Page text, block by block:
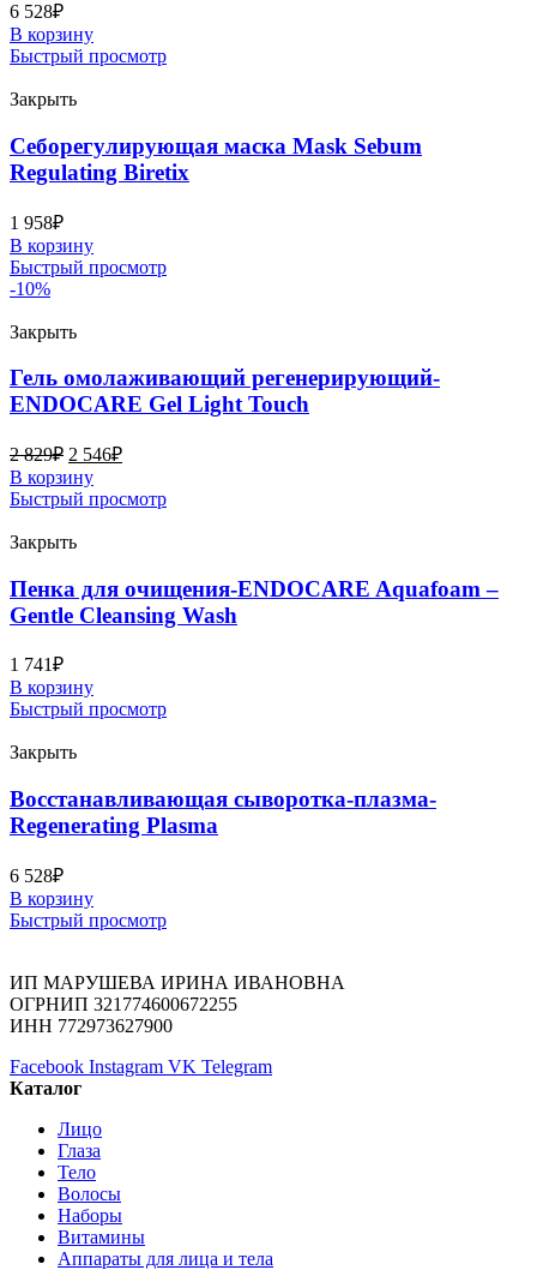
6 528₽
В корзину
Быстрый просмотр
Закрыть
Себорегулирующая маска Mask Sebum
Regulating Biretix
1 958₽
В корзину
Быстрый просмотр
-10%
Закрыть
Гель омолаживающий регенерирующий-
ENDOCARE Gel Light Touch
2 829₽ 2 546₽
В корзину
Быстрый просмотр
Закрыть
Пенка для очищения-ENDOCARE Aquafoam –
Gentle Cleansing Wash
1 741₽
В корзину
Быстрый просмотр
Закрыть
Восстанавливающая сыворотка-плазма-
Regenerating Plasma
6 528₽
В корзину
Быстрый просмотр
ИП МАРУШЕВА ИРИНА ИВАНОВНА
ОГРНИП 321774600672255
ИНН 772973627900
Facebook Instagram VK Telegram
Каталог
Лицо
Глаза
Тело
Волосы
Наборы
Витамины
Аппараты для лица и тела